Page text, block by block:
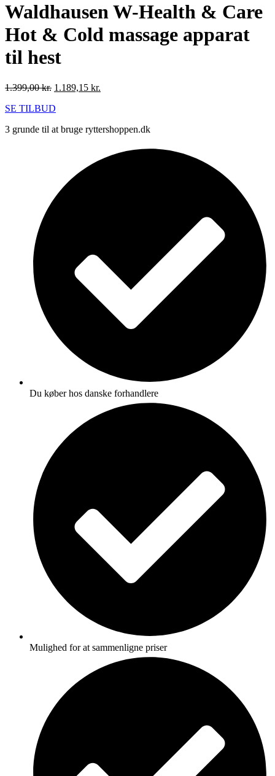
Waldhausen W-Health & Care
Hot & Cold massage apparat
til hest
1.399,00kr. Den
pris
1.399,00 kr..
1.189,15 kr.
1.189,15 kr..
SE TILBUD
3 grunde til at bruge ryttershoppen.dk
Du køber hos danske forhandlere
Mulighed for at sammenligne priser